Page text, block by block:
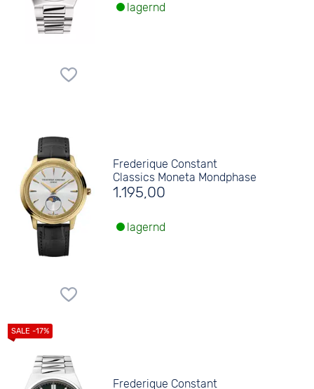
lagernd
Frederique Constant
Classics Moneta Mondphase
1.195,00
lagernd
Frederique Constant